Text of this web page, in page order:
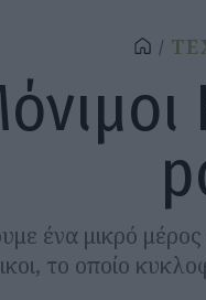
ένα μικρό
το οποίο